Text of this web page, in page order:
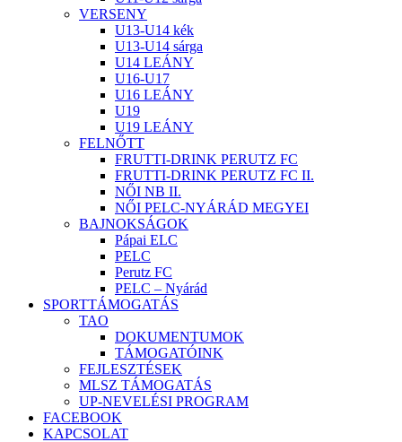
VERSENY
U13-U14 kék
U13-U14 sárga
U14 LEÁNY
U16-U17
U16 LEÁNY
U19
U19 LEÁNY
FELNŐTT
FRUTTI-DRINK PERUTZ FC
FRUTTI-DRINK PERUTZ FC II.
NŐI NB II.
NŐI PELC-NYÁRÁD MEGYEI
BAJNOKSÁGOK
Pápai ELC
PELC
Perutz FC
PELC – Nyárád
SPORTTÁMOGATÁS
TAO
DOKUMENTUMOK
TÁMOGATÓINK
FEJLESZTÉSEK
MLSZ TÁMOGATÁS
UP-NEVELÉSI PROGRAM
FACEBOOK
KAPCSOLAT